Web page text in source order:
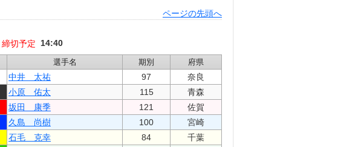
ページの先頭へ
締切予定 14:40
選手名 期別 府県
中井 太祐 97
奈良
小原 佑太 115
青森
坂田 康季 121
佐賀
久島 尚樹 100
宮崎
石毛 克幸 84 千葉